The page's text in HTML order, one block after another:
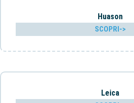
Huason
SCOPRI->
Leica